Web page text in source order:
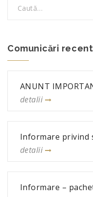
Comunicări
ANUNT
detalii
Informare privind
detalii
Informare –